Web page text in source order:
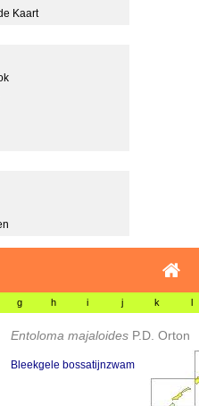
Kaart
g h i j k l
Entoloma majaloides P.D. Orton
Bleekgele bossatijnzwam